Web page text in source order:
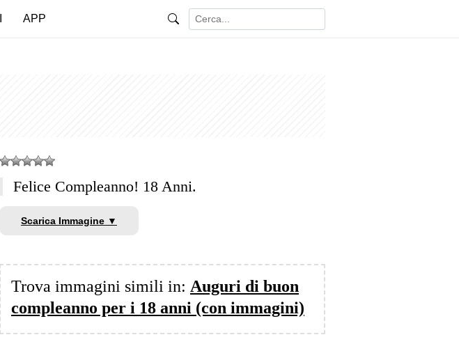
APP
Felice Compleanno! 18 Anni.
Scarica Immagine ▼
Trova immagini simili in: Auguri di buon
compleanno per i 18 anni (con immagini)